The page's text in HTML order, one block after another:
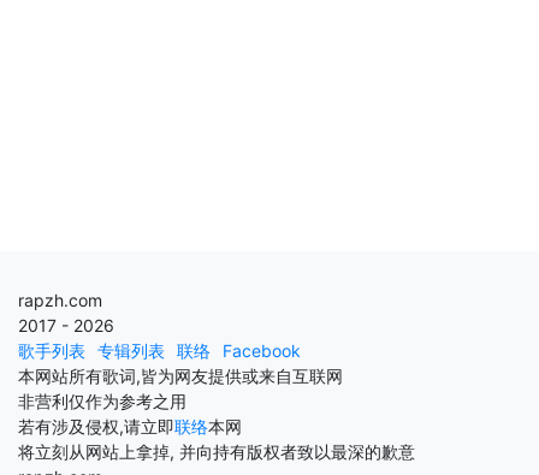
rapzh.com
2017 - 2026
歌手列表 专辑列表 联络
Facebook
本网站所有歌词,皆为网友提供或来自互联网
非营利仅作为参考之用
若有涉及侵权,请立即联络本网
将立刻从网站上拿掉, 并向持有版权者致以最深的歉意